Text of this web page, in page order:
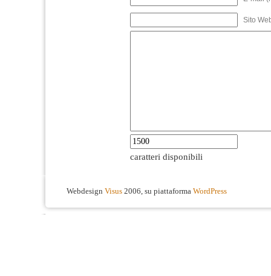
Sito
caratteri disponibili
Webdesign Visus 2006, su piattaforma WordPress